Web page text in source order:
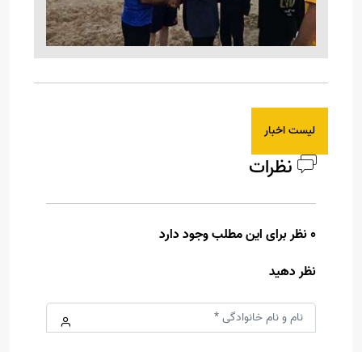
لیست اخبار
نظرات
0 نظر برای این مطلب وجود دارد
نظر دهید